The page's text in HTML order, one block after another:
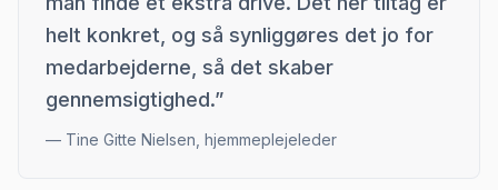
helt konkret, og så synliggøres det jo for
medarbejderne, så det skaber
gennemsigtighed.”
— Tine Gitte Nielsen, hjemmeplejeleder